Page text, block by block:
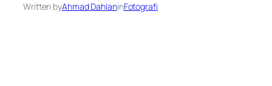
Written byAhmad DahlaninFotografi